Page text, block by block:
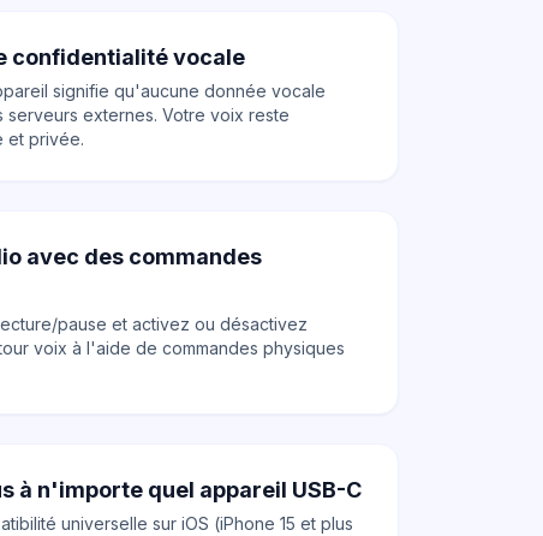
confidentialité vocale
signifie qu'aucune donnée vocale
externes. Votre voix reste
et privée.
avec des commandes
pause et activez ou désactivez
voix à l'aide de commandes physiques
à n'importe quel appareil USB-C
universelle sur iOS (iPhone 15 et plus